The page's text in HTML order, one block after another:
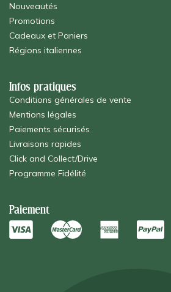
Nouveautés
Promotions
Cadeaux et Paniers
Régions italiennes
Infos pratiques
Conditions générales de vente
Mentions légales
Paiements sécurisés
Livraisons rapides
Click and Collect/Drive
Programme Fidélité
Paiement